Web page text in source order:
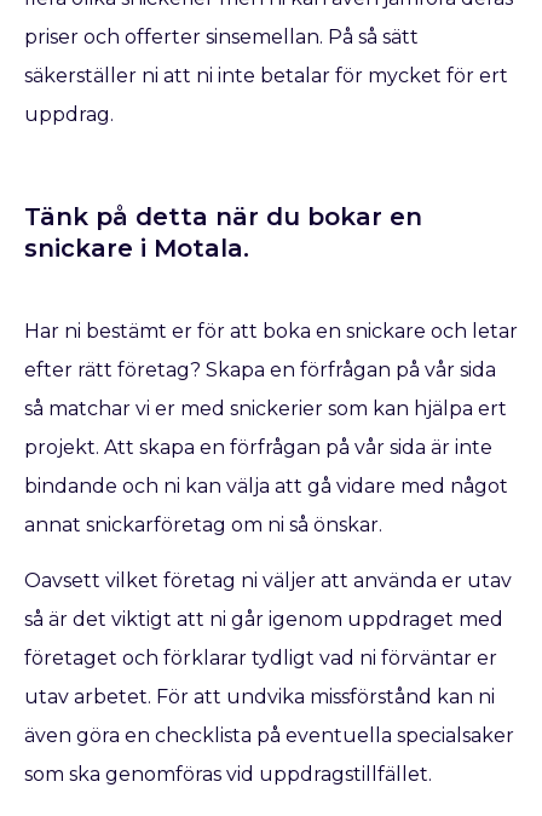
priser och offerter sinsemellan. På så sätt
säkerställer ni att ni inte betalar för mycket för ert
uppdrag.
Tänk på detta när du bokar en
snickare​ i Motala.
Har ni bestämt er för att boka en snickare och letar
efter rätt företag? Skapa en förfrågan på vår sida
så matchar vi er med snickerier som kan hjälpa ert
projekt. Att skapa en förfrågan på vår sida är inte
bindande och ni kan välja att gå vidare med något
annat snickarföretag om ni så önskar.
Oavsett vilket företag ni väljer att använda er utav
så är det viktigt att ni går igenom uppdraget med
företaget och förklarar tydligt vad ni förväntar er
utav arbetet. För att undvika missförstånd kan ni
även göra en checklista på eventuella specialsaker
som ska genomföras vid uppdragstillfället.